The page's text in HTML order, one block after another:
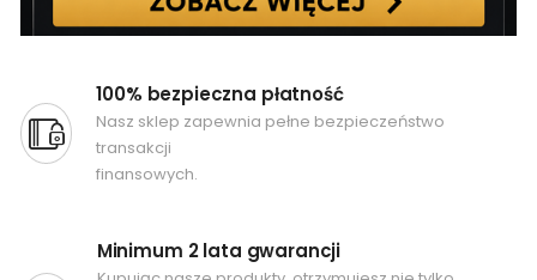
100% bezpieczna płatność
Nasz sklep zapewnia pełne bezpieczeństwo
transakcji
finansowych.
Minimum 2 lata gwarancji